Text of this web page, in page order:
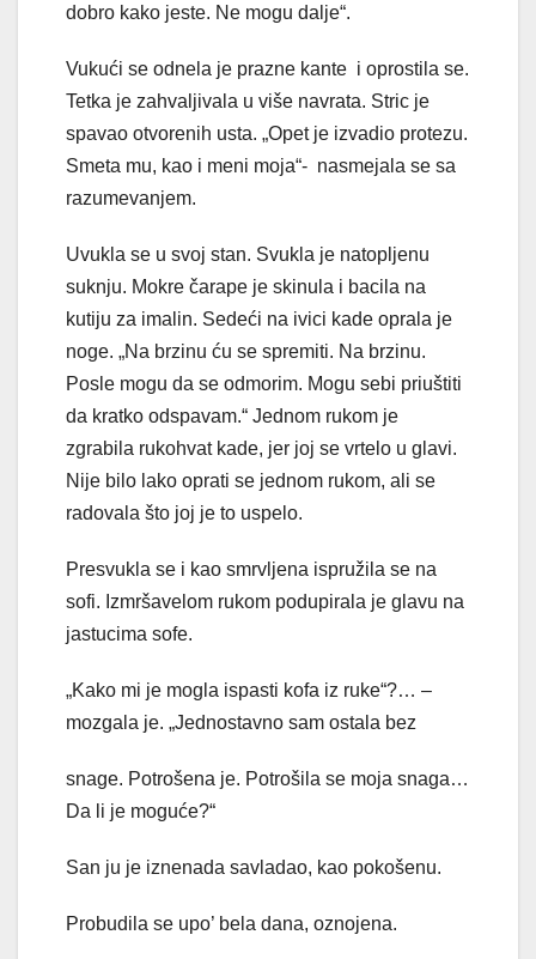
dobro kako jeste. Ne mogu dalje“.
Vukući se odnela je prazne kante i oprostila se.
Tetka je zahvaljivala u više navrata. Stric je
spavao otvorenih usta. „Opet je izvadio protezu.
Smeta mu, kao i meni moja“- nasmejala se sa
razumevanjem.
Uvukla se u svoj stan. Svukla je natopljenu
suknju. Mokre čarape je skinula i bacila na
kutiju za imalin. Sedeći na ivici kade oprala je
noge. „Na brzinu ću se spremiti. Na brzinu.
Posle mogu da se odmorim. Mogu sebi priuštiti
da kratko odspavam.“ Jednom rukom je
zgrabila rukohvat kade, jer joj se vrtelo u glavi.
Nije bilo lako oprati se jednom rukom, ali se
radovala što joj je to uspelo.
Presvukla se i kao smrvljena ispružila se na
sofi. Izmršavelom rukom podupirala je glavu na
jastucima sofe.
„Kako mi je mogla ispasti kofa iz ruke“?… –
mozgala je. „Jednostavno sam ostala bez
snage. Potrošena je. Potrošila se moja snaga…
Da li je moguće?“
San ju je iznenada savladao, kao pokošenu.
Probudila se upo’ bela dana, oznojena.